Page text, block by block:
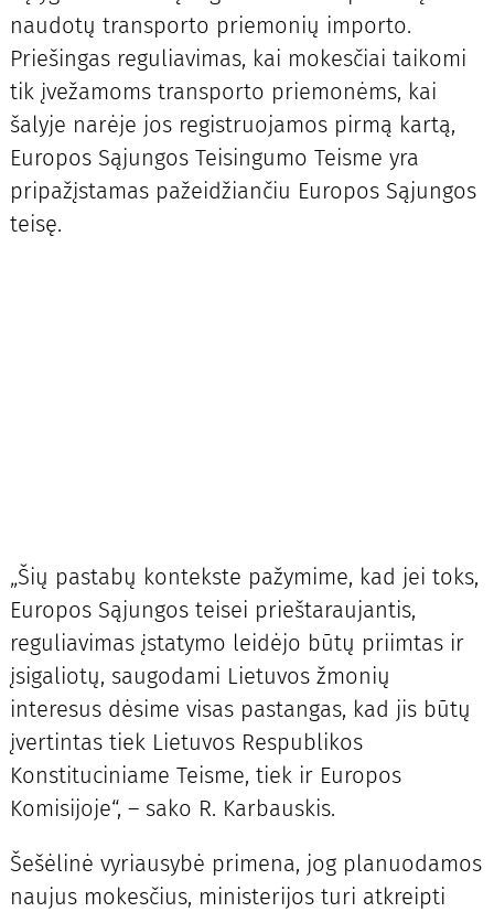
naudotų transporto priemonių importo.
Priešingas reguliavimas, kai mokesčiai taikomi
tik įvežamoms transporto priemonėms, kai
šalyje narėje jos registruojamos pirmą kartą,
Europos Sąjungos Teisingumo Teisme yra
pripažįstamas pažeidžiančiu Europos Sąjungos
teisę.
„Šių pastabų kontekste pažymime, kad jei toks,
Europos Sąjungos teisei prieštaraujantis,
reguliavimas įstatymo leidėjo būtų priimtas ir
įsigaliotų, saugodami Lietuvos žmonių
interesus dėsime visas pastangas, kad jis būtų
įvertintas tiek Lietuvos Respublikos
Konstituciniame Teisme, tiek ir Europos
Komisijoje“, – sako R. Karbauskis.
Šešėlinė vyriausybė primena, jog planuodamos
naujus mokesčius, ministerijos turi atkreipti